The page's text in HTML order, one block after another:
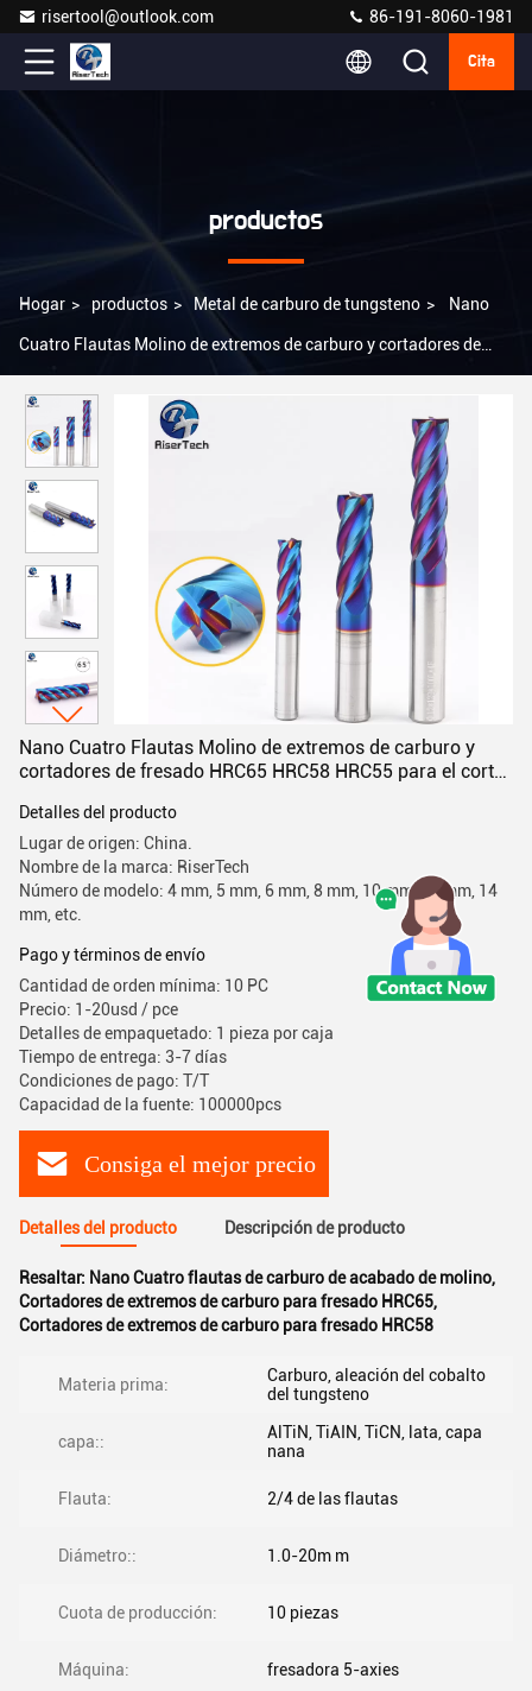
risertool@outlook.com 86-191-8060-1981
Cita
productos
Hogar > productos > Metal de carburo de tungsteno > Nano
Cuatro Flautas Molino de extremos de carburo y cortadores de
Nano Cuatro Flautas Molino de extremos de carburo y
cortadores de fresado HRC65 HRC58 HRC55 para el corte
Detalles del producto
Lugar de origen: China.
Nombre de la marca: RiserTech
Número de modelo: 4 mm, 5 mm, 6 mm, 8 mm, 10 mm, 12 mm, 14
mm, etc.
Pago y términos de envío
Cantidad de orden mínima: 10 PC
Precio: 1-20usd / pce
Detalles de empaquetado: 1 pieza por caja
Tiempo de entrega: 3-7 días
Condiciones de pago: T/T
Capacidad de la fuente: 100000pcs
Consiga el mejor precio
Detalles del producto Descripción de producto
Resaltar: Nano Cuatro flautas de carburo de acabado de molino,
Cortadores de extremos de carburo para fresado HRC65,
Cortadores de extremos de carburo para fresado HRC58
Materia prima:
Carburo, aleación del cobalto
del tungsteno
capa::
AlTiN, TiAIN, TiCN, lata, capa
nana
Flauta: 2/4 de las flautas
Diámetro:: 1.0-20m m
Cuota de producción: 10 piezas
Máquina: fresadora 5-axies